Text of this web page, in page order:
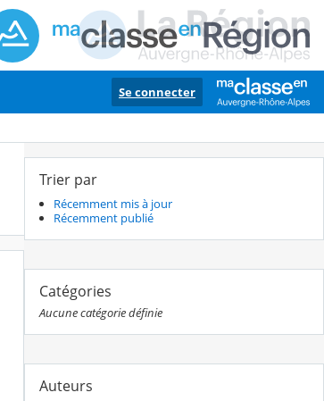
Se connecter
Trier par
Récemment mis à jour
Récemment publié
Catégories
Aucune catégorie définie
Auteurs